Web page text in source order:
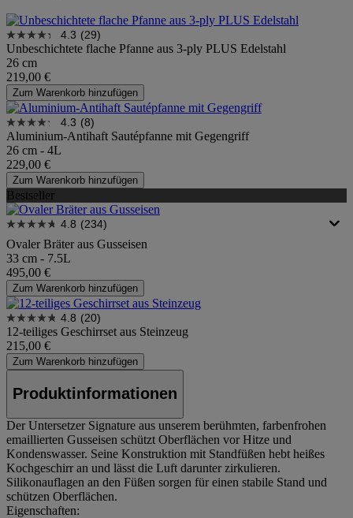
4.3 (29)
Unbeschichtete flache Pfanne aus 3-ply PLUS Edelstahl
26 cm
219,00 €
Zum Warenkorb hinzufügen
4.3 (8)
Aluminium-Antihaft Sautépfanne mit Gegengriff
26 cm - 4L
229,00 €
Zum Warenkorb hinzufügen
Bestseller
4.8 (234)
Ovaler Bräter aus Gusseisen
33 cm - 7.5L
495,00 €
Zum Warenkorb hinzufügen
4.8 (20)
12-teiliges Geschirrset aus Steinzeug
215,00 €
Zum Warenkorb hinzufügen
Produktinformationen
Der Untersetzer Signature aus unserem berühmten, farbenfrohen
emaillierten Gusseisen schützt Oberflächen vor Hitze und
Kondenswasser. Seine Konstruktion mit Standfüßen hebt heißes
Kochgeschirr an und lässt die Luft darunter zirkulieren.
Silikonauflagen an den Füßen sorgen für einen stabile Stand und
schützen Oberflächen.
Eigenschaften: